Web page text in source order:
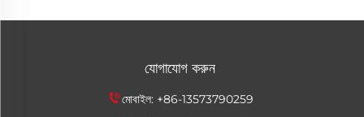
যোগাযোগ করুন
মোবাইল: +86-13573790259